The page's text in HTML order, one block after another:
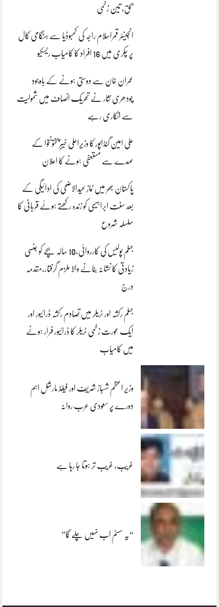
بحق، تین زخمی
انجینئر قمراسلام راجہ کی کمبوڈیا سے ہنگامی کال
پر چکری میں 16 افراد کا کامیاب ریسکیو
عمران خان سے دوستی ہونے کے باوجود
چودھری نثار نے تحریک انصاف میں شمولیت
سے انکاری رہے
علی امین گنڈاپور کا وزیراعلیٰ خیبرپختونخوا کے
عہدے سے مستعفی ہونے کا اعلان
پاکستان بھر میں نمازِ عیدالاضحی کی ادائیگی کے
بعد سنتِ ابراہیمی کو زندہ رکھتے ہوئے قربانی کا
سلسلہ شروع
جہلم پولیس کی کارروائی،10 سالہ بچے کو جنسی
زیادتی کا نشانہ بنانے والا ملزم گرفتار،مقدمہ
درج
جہلم رکشہ اور ٹریلر میں تصادم رکشہ ڈرائیور اور
ایک عورت زخمی ٹریلر کا ڈرائیور فرار ہونے
میں کامیاب
وزیر اعظم شہباز شریف اور فیلڈ مارشل اہم
دورے پر سعودی عرب روانہ
غریب، غریب تر ہوتا جا رہا ہے
“یہ سسٹم اب نہیں چلے گا”